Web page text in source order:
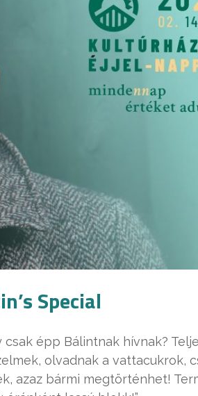
Special
épp Bálintnak hívnak?
olvadnak a vattacukrok,
azaz bármi megtörténhet!